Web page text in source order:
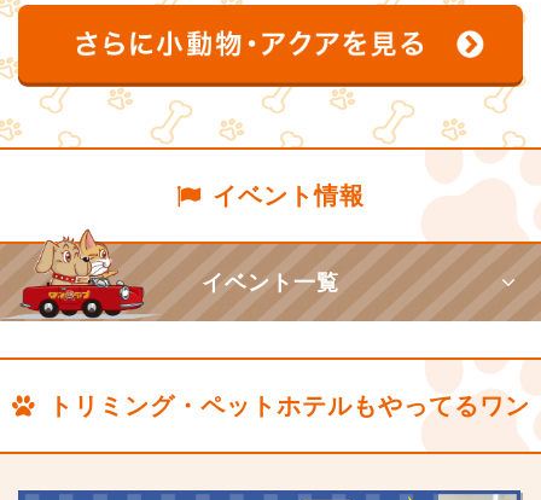
イベント情報
イベント一覧
トリミング・ペットホテルもやってるワン